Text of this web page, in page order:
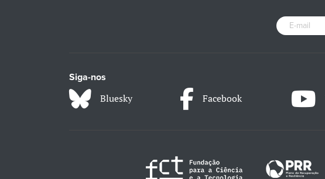
Siga-nos
Bluesky Facebook